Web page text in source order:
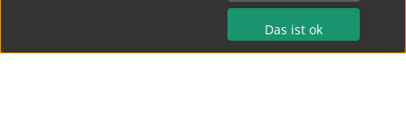
Das ist ok